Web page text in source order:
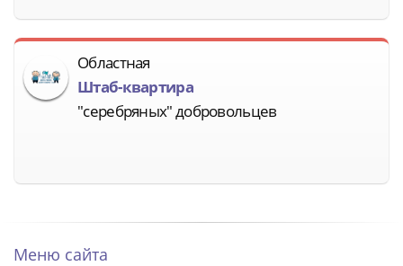
Областная
Штаб-квартира
"серебряных" добровольцев
Меню сайта